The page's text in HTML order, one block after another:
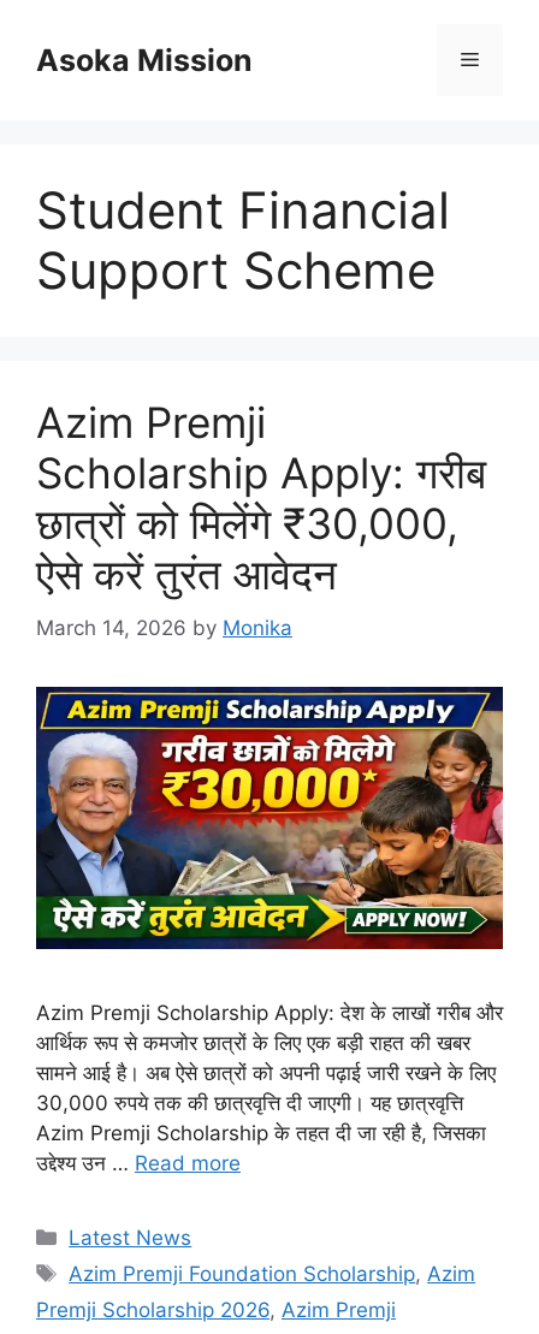
contentAsoka Mission Menu
Student Financial
Support Scheme
Azim Premji
Scholarship Apply: गरीब
छात्रों को मिलेंगे ₹30,000,
ऐसे करें तुरंत आवेदन
March 14, 2026 by Monika
Azim Premji Scholarship Apply: देश के लाखों गरीब और
आर्थिक रूप से कमजोर छात्रों के लिए एक बड़ी राहत की खबर
सामने आई है। अब ऐसे छात्रों को अपनी पढ़ाई जारी रखने के लिए
30,000 रुपये तक की छात्रवृत्ति दी जाएगी। यह छात्रवृत्ति
Azim Premji Scholarship के तहत दी जा रही है, जिसका
उद्देश्य उन … Read more
Categories
Latest News
Tags
Azim Premji Foundation Scholarship, Azim
Premji Scholarship 2026, Azim Premji